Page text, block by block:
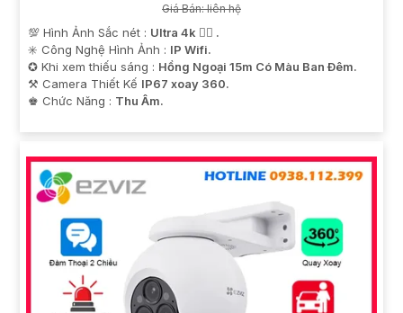
Giá Bán: liên hệ
💯 Hình Ảnh Sắc nét : Ultra 4k 👍🏾 .
✳️ Công Nghệ Hình Ảnh : IP Wifi.
✪ Khi xem thiếu sáng : Hồng Ngoại 15m Có Màu Ban Ðêm.
⚒ Camera Thiết Kế IP67 xoay 360.
️♚ Chức Năng : Thu Âm.